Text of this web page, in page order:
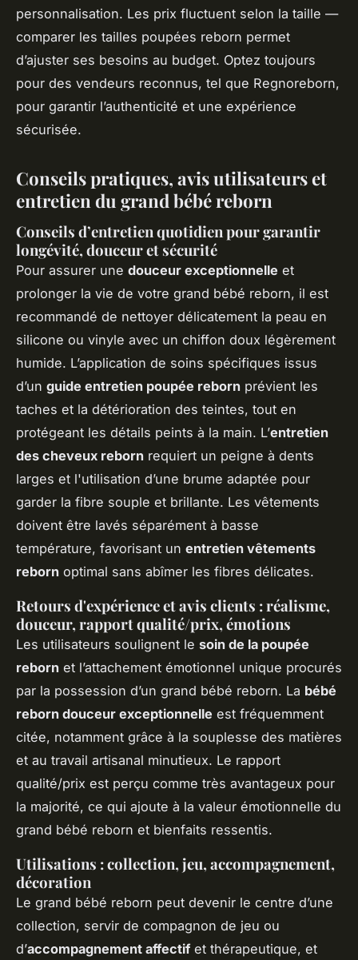
personnalisation. Les prix fluctuent selon la taille —
comparer les tailles poupées reborn permet
d’ajuster ses besoins au budget. Optez toujours
pour des vendeurs reconnus, tel que Regnoreborn,
pour garantir l’authenticité et une expérience
sécurisée.
Conseils pratiques, avis utilisateurs et
entretien du grand bébé reborn
Conseils d’entretien quotidien pour garantir
longévité, douceur et sécurité
Pour assurer une douceur exceptionnelle et
prolonger la vie de votre grand bébé reborn, il est
recommandé de nettoyer délicatement la peau en
silicone ou vinyle avec un chiffon doux légèrement
humide. L’application de soins spécifiques issus
d’un guide entretien poupée reborn prévient les
taches et la détérioration des teintes, tout en
protégeant les détails peints à la main. L’entretien
des cheveux reborn requiert un peigne à dents
larges et l'utilisation d’une brume adaptée pour
garder la fibre souple et brillante. Les vêtements
doivent être lavés séparément à basse
température, favorisant un entretien vêtements
reborn optimal sans abîmer les fibres délicates.
Retours d'expérience et avis clients : réalisme,
douceur, rapport qualité/prix, émotions
Les utilisateurs soulignent le soin de la poupée
reborn et l’attachement émotionnel unique procurés
par la possession d’un grand bébé reborn. La bébé
reborn douceur exceptionnelle est fréquemment
citée, notamment grâce à la souplesse des matières
et au travail artisanal minutieux. Le rapport
qualité/prix est perçu comme très avantageux pour
la majorité, ce qui ajoute à la valeur émotionnelle du
grand bébé reborn et bienfaits ressentis.
Utilisations : collection, jeu, accompagnement,
décoration
Le grand bébé reborn peut devenir le centre d’une
collection, servir de compagnon de jeu ou
d’accompagnement affectifet thérapeutique, et